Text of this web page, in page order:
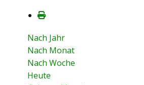
Nach Jahr
Nach Monat
Nach Woche
Heute